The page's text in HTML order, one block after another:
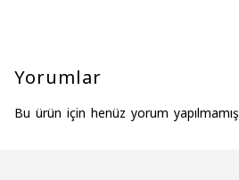
Yorumlar
Bu ürün için henüz yorum yapılmamış.